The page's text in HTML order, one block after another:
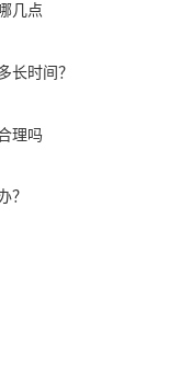
几点
长时间？
理吗
？